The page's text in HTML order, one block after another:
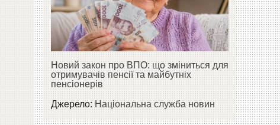
Новий закон про ВПО: що зміниться для
отримувачів пенсії та майбутніх
пенсіонерів
Джерело:Національна служба новин